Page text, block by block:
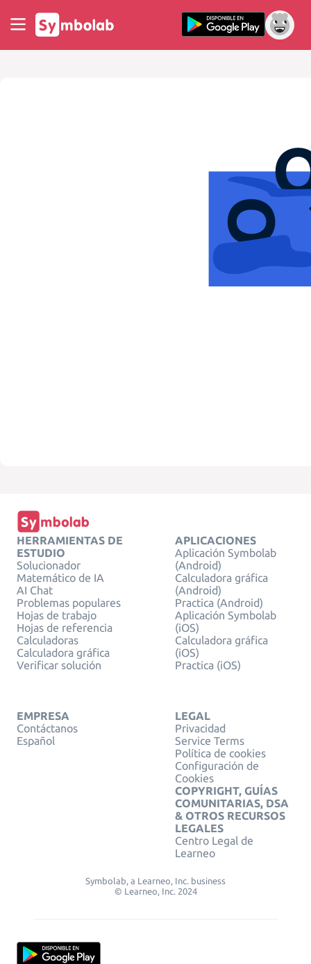
HERRAMIENTAS DE
ESTUDIO
Solucionador
Matemático de IA
AI Chat
Problemas populares
Hojas de trabajo
Hojas de referencia
Calculadoras
Calculadora gráfica
Verificar solución
APLICACIONES
Aplicación Symbolab
(Android)
Calculadora gráfica
(Android)
Practica (Android)
Aplicación Symbolab
(iOS)
Calculadora gráfica
(iOS)
Practica (iOS)
EMPRESA
Contáctanos
Español
LEGAL
Privacidad
Service Terms
Política de cookies
Configuración de
Cookies
COPYRIGHT, GUÍAS
COMUNITARIAS, DSA
& OTROS RECURSOS
LEGALES
Centro Legal de
Learneo
Symbolab, a Learneo, Inc. business
© Learneo, Inc. 2024